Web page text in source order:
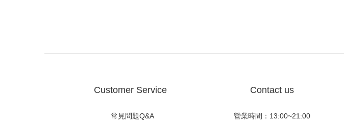
Customer Service
常見問題Q&A
Contact us
營業時間：13:00~21:00